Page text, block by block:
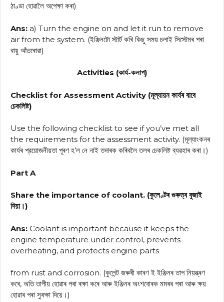
ঠাণ্ডা হোৱালৈ অপেক্ষা কৰা)
Ans: a) Turn the engine on and let it run to remove
air from the system. (ইঞ্জিনটো স্টার্ট কৰি কিছু সময় চলাই সিস্টেমৰ পৰা
বায়ু আঁতৰোৱা)
Activities (কার্য-কলাপ)
Checklist for Assessment Activity (মূল্যায়ন কাৰ্যৰ বাবে
চেকলিষ্ট)
Use the following checklist to see if you’ve met all
the requirements for the assessment activity. (মূল্যাংকনৰ
কাৰ্যৰ প্রয়োজনীয়তা পূৰণ হ’ল নে নাই তদাৰক কৰিবলৈ তলৰ চেকলিষ্ট ব্যৱহাৰ কৰা।)
Part A
Share the importance of coolant. (কুলেণ্টৰ গুৰুত্ব বুজাই
দিয়া।)
Ans: Coolant is important because it keeps the
engine temperature under control, prevents
overheating, and protects engine parts
from rust and corrosion. (কুলেন্ট জৰুৰী কাৰণ ই ইঞ্জিনৰ তাপ নিয়ন্ত্ৰণ
কৰে, অতি তাপীয় হোৱাৰ পৰা ৰক্ষা কৰে আৰু ইঞ্জিনৰ অংশবোৰক মমৰৰ পৰা আৰু ক্ষয়
হোৱাৰ পৰা সুৰক্ষা দিয়ে।)